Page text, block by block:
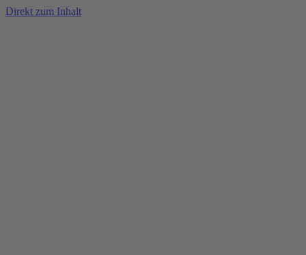
Direkt zum Inhalt